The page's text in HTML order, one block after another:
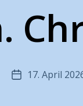
17. April